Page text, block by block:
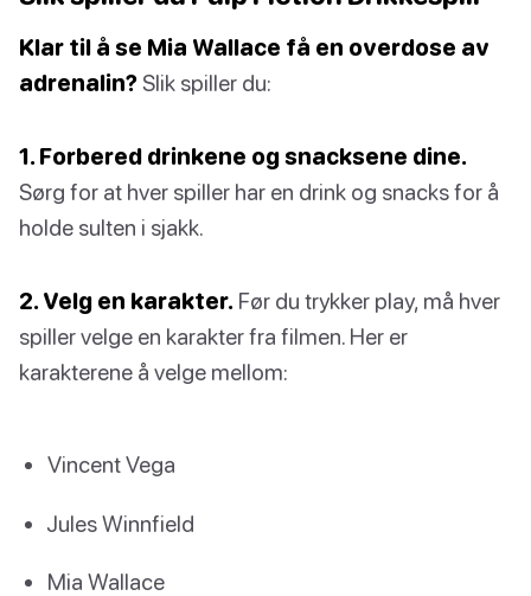
Klar til å se Mia Wallace få en overdose av
adrenalin? Slik spiller du:
1. Forbered drinkene og snacksene dine.
Sørg for at hver spiller har en drink og snacks for å
holde sulten i sjakk.
2. Velg en karakter. Før du trykker play, må hver
spiller velge en karakter fra filmen. Her er
karakterene å velge mellom:
Vincent Vega
Jules Winnfield
Mia Wallace